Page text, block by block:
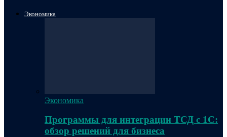
Экономика
Экономика
Программы для интеграции ТСД с 1С:
обзор решений для бизнеса